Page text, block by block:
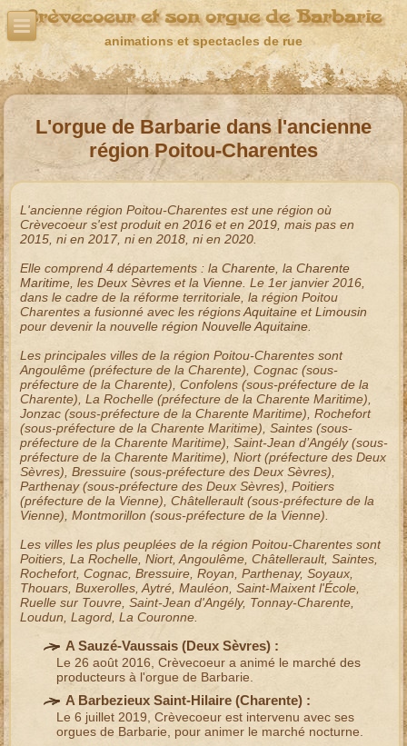
Crèvecoeur et son orgue de Barbarie
animations et spectacles de rue
L'orgue de Barbarie dans l'ancienne
région Poitou-Charentes
L'ancienne région Poitou-Charentesest une région où
Crèvecoeur s'est produit en 2016et en 2019, mais pas en
2015, ni en 2017, ni en 2018, ni en 2020.
Elle comprend 4 départements : la Charente, la Charente
Maritime, les Deux Sèvreset la Vienne. Le 1er janvier 2016,
dans le cadre de la réforme territoriale, la région Poitou
Charentes a fusionné avec les régionsAquitaineetLimousin
pour devenir la nouvelle région Nouvelle Aquitaine.
Les principales villes de la région Poitou-Charentessont
Angoulême(préfecture de la Charente), Cognac(sous-
préfecture de la Charente), Confolens(sous-préfecture de la
Charente), La Rochelle(préfecture de la Charente Maritime),
Jonzac(sous-préfecture de la Charente Maritime), Rochefort
(sous-préfecture de la Charente Maritime), Saintes(sous-
préfecture de la Charente Maritime), Saint-Jean d’Angély(sous-
préfecture de la Charente Maritime), Niort(préfecture des Deux
Sèvres), Bressuire(sous-préfecture des Deux Sèvres),
Parthenay(sous-préfecture des Deux Sèvres), Poitiers
(préfecture de la Vienne), Châtellerault(sous-préfecture de la
Vienne), Montmorillon (sous-préfecture de la Vienne).
Les villes les plus peuplées de la région Poitou-Charentessont
Poitiers, La Rochelle, Niort, Angoulême, Châtellerault, Saintes,
Rochefort, Cognac, Bressuire, Royan, Parthenay, Soyaux,
Thouars, Buxerolles, Aytré, Mauléon, Saint-Maixent l'École,
Ruelle sur Touvre, Saint-Jean d'Angély, Tonnay-Charente,
Loudun, Lagord, La Couronne.
A Sauzé-Vaussais (Deux Sèvres) :
Le 26 août 2016, Crèvecoeur a animé le marché des
producteursà l'orgue de Barbarie.
A Barbezieux Saint-Hilaire (Charente) :
Le 6 juillet 2019, Crèvecoeur est intervenu avec ses
orgues de Barbarie, pour animer le marché nocturne.